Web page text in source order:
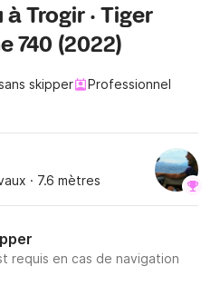
Trogir · Tiger
740 (2022)
skipper
Professionnel
· 7.6 mètres
requis en cas de navigation